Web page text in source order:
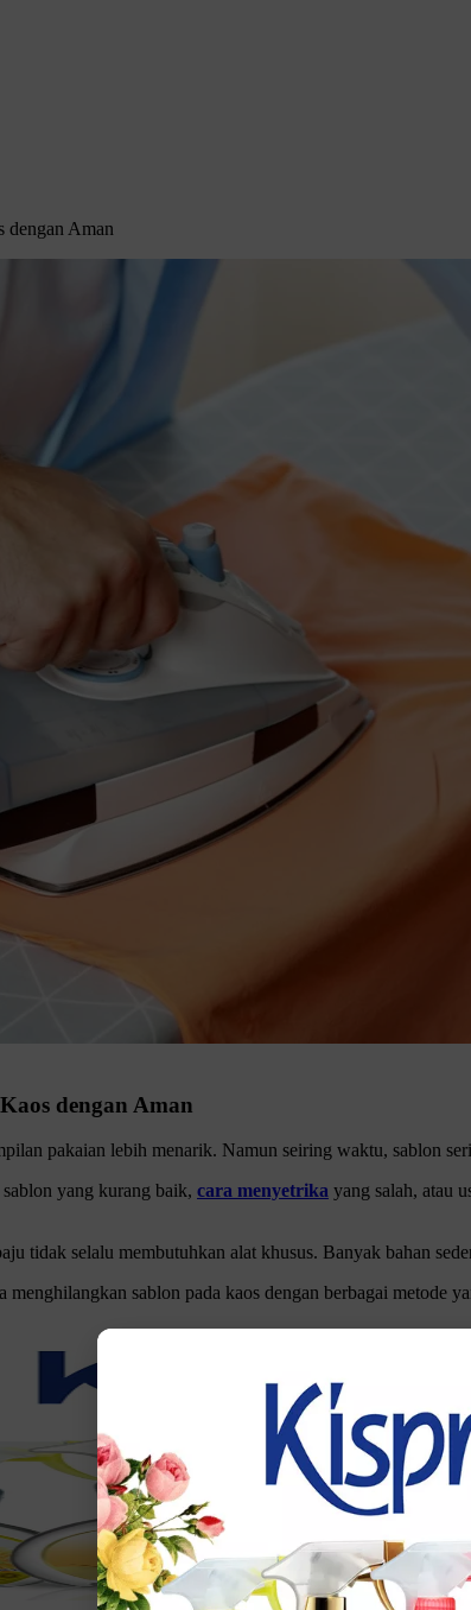
dengan Aman
dengan Aman
pakaian lebih menarik. Namun seiring waktu, sablon
yang kurang baik, cara menyetrika yang salah, atau
tidak selalu membutuhkan alat khusus. Banyak bahan
sablon pada kaos dengan berbagai metode